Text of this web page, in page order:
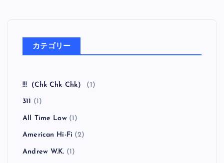
カテゴリー
!!!（Chk Chk Chk） (1)
311 (1)
All Time Low(1)
American Hi-Fi (2)
Andrew W.K. (1)